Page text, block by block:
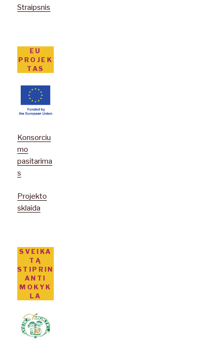
Straipsnis
EU
PROJEK
TAS
Konsorciu
mo
pasitarima
s
Projekto
sklaida
SVEIKA
TĄ
STIPRIN
ANTI
MOKYK
LA